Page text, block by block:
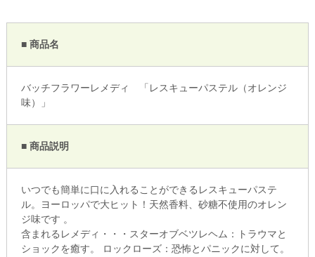
■ 商品名
バッチフラワーレメディ 「レスキューパステル（オレンジ
味）」
■ 商品説明
いつでも簡単に口に入れることができるレスキューパステ
ル。ヨーロッパで大ヒット！天然香料、砂糖不使用のオレン
ジ味です 。
含まれるレメディ・・・スターオブベツレヘム：トラウマと
ショックを癒す。 ロックローズ：恐怖とパニックに対して。